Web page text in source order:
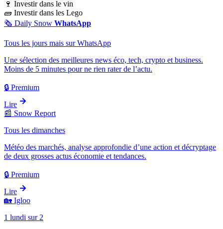
🍷 Investir dans le vin
🧱 Investir dans les Lego
🗞️ Daily Snow WhatsApp
Tous les jours mais sur WhatsApp
Une sélection des meilleures news éco, tech, crypto et business.
Moins de 5 minutes pour ne rien rater de l’actu.
🔒 Premium
Lire
📰 Snow Report
Tous les dimanches
Météo des marchés, analyse approfondie d’une action et décryptage
de deux grosses actus économie et tendances.
🔒 Premium
Lire
🏡 Igloo
1 lundi sur 2